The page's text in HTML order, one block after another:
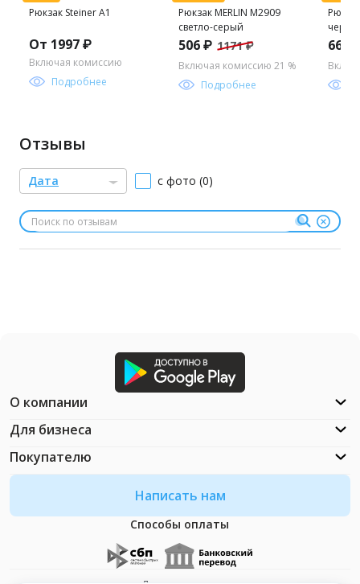
Рюкзак Steiner A1
От 1997 ₽
Включая комиссию
Подробнее
Рюкзак MERLIN M2909
светло-серый
506 ₽ 1171 ₽
Включая комиссию 21 %
Подробнее
666
Отзывы
Дата с фото (0)
Написать нам
Способы оплаты
О компании
Для бизнеса
Покупателю